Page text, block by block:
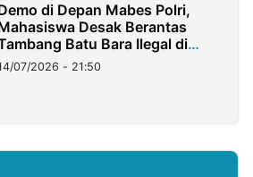
di Depan Mabes Polri,
Desak Berantas
Batu Bara Ilegal di
07/2026 - 21:50